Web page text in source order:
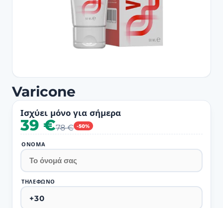
Varicone
Ισχύει μόνο για σήμερα
-50%
39 €78 €
ΌΝΟΜΑ
ΤΗΛΈΦΩΝΟ